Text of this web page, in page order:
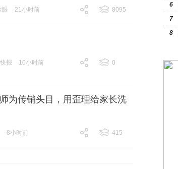
眼 21小时前
8095
报 10小时前
0
为传销头目，用歪理给家长洗
8小时前
415
6
7
8